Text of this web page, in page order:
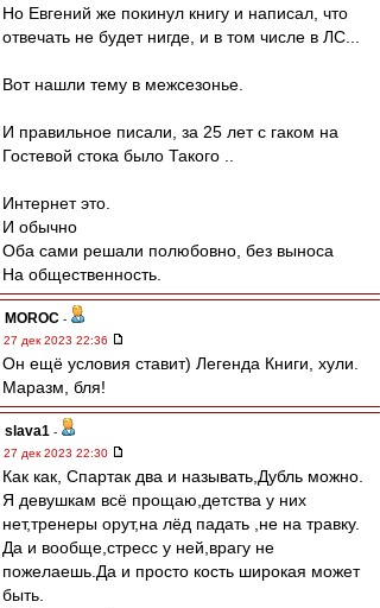
Но Евгений же покинул книгу и написал, что
отвечать не будет нигде, и в том числе в ЛС...
Вот нашли тему в межсезонье.
И правильное писали, за 25 лет с гаком на
Гостевой стока было Такого ..
Интернет это.
И обычно
Оба сами решали полюбовно, без выноса
На общественность.
MOROC -
27 дек 2023 22:36
Он ещё условия ставит) Легенда Книги, хули.
Маразм, бля!
slava1 -
27 дек 2023 22:30
Как как, Спартак два и называть,Дубль можно.
Я девушкам всё прощаю,детства у них
нет,тренеры орут,на лёд падать ,не на травку.
Да и вообще,стресс у ней,врагу не
пожелаешь.Да и просто кость широкая может
быть.